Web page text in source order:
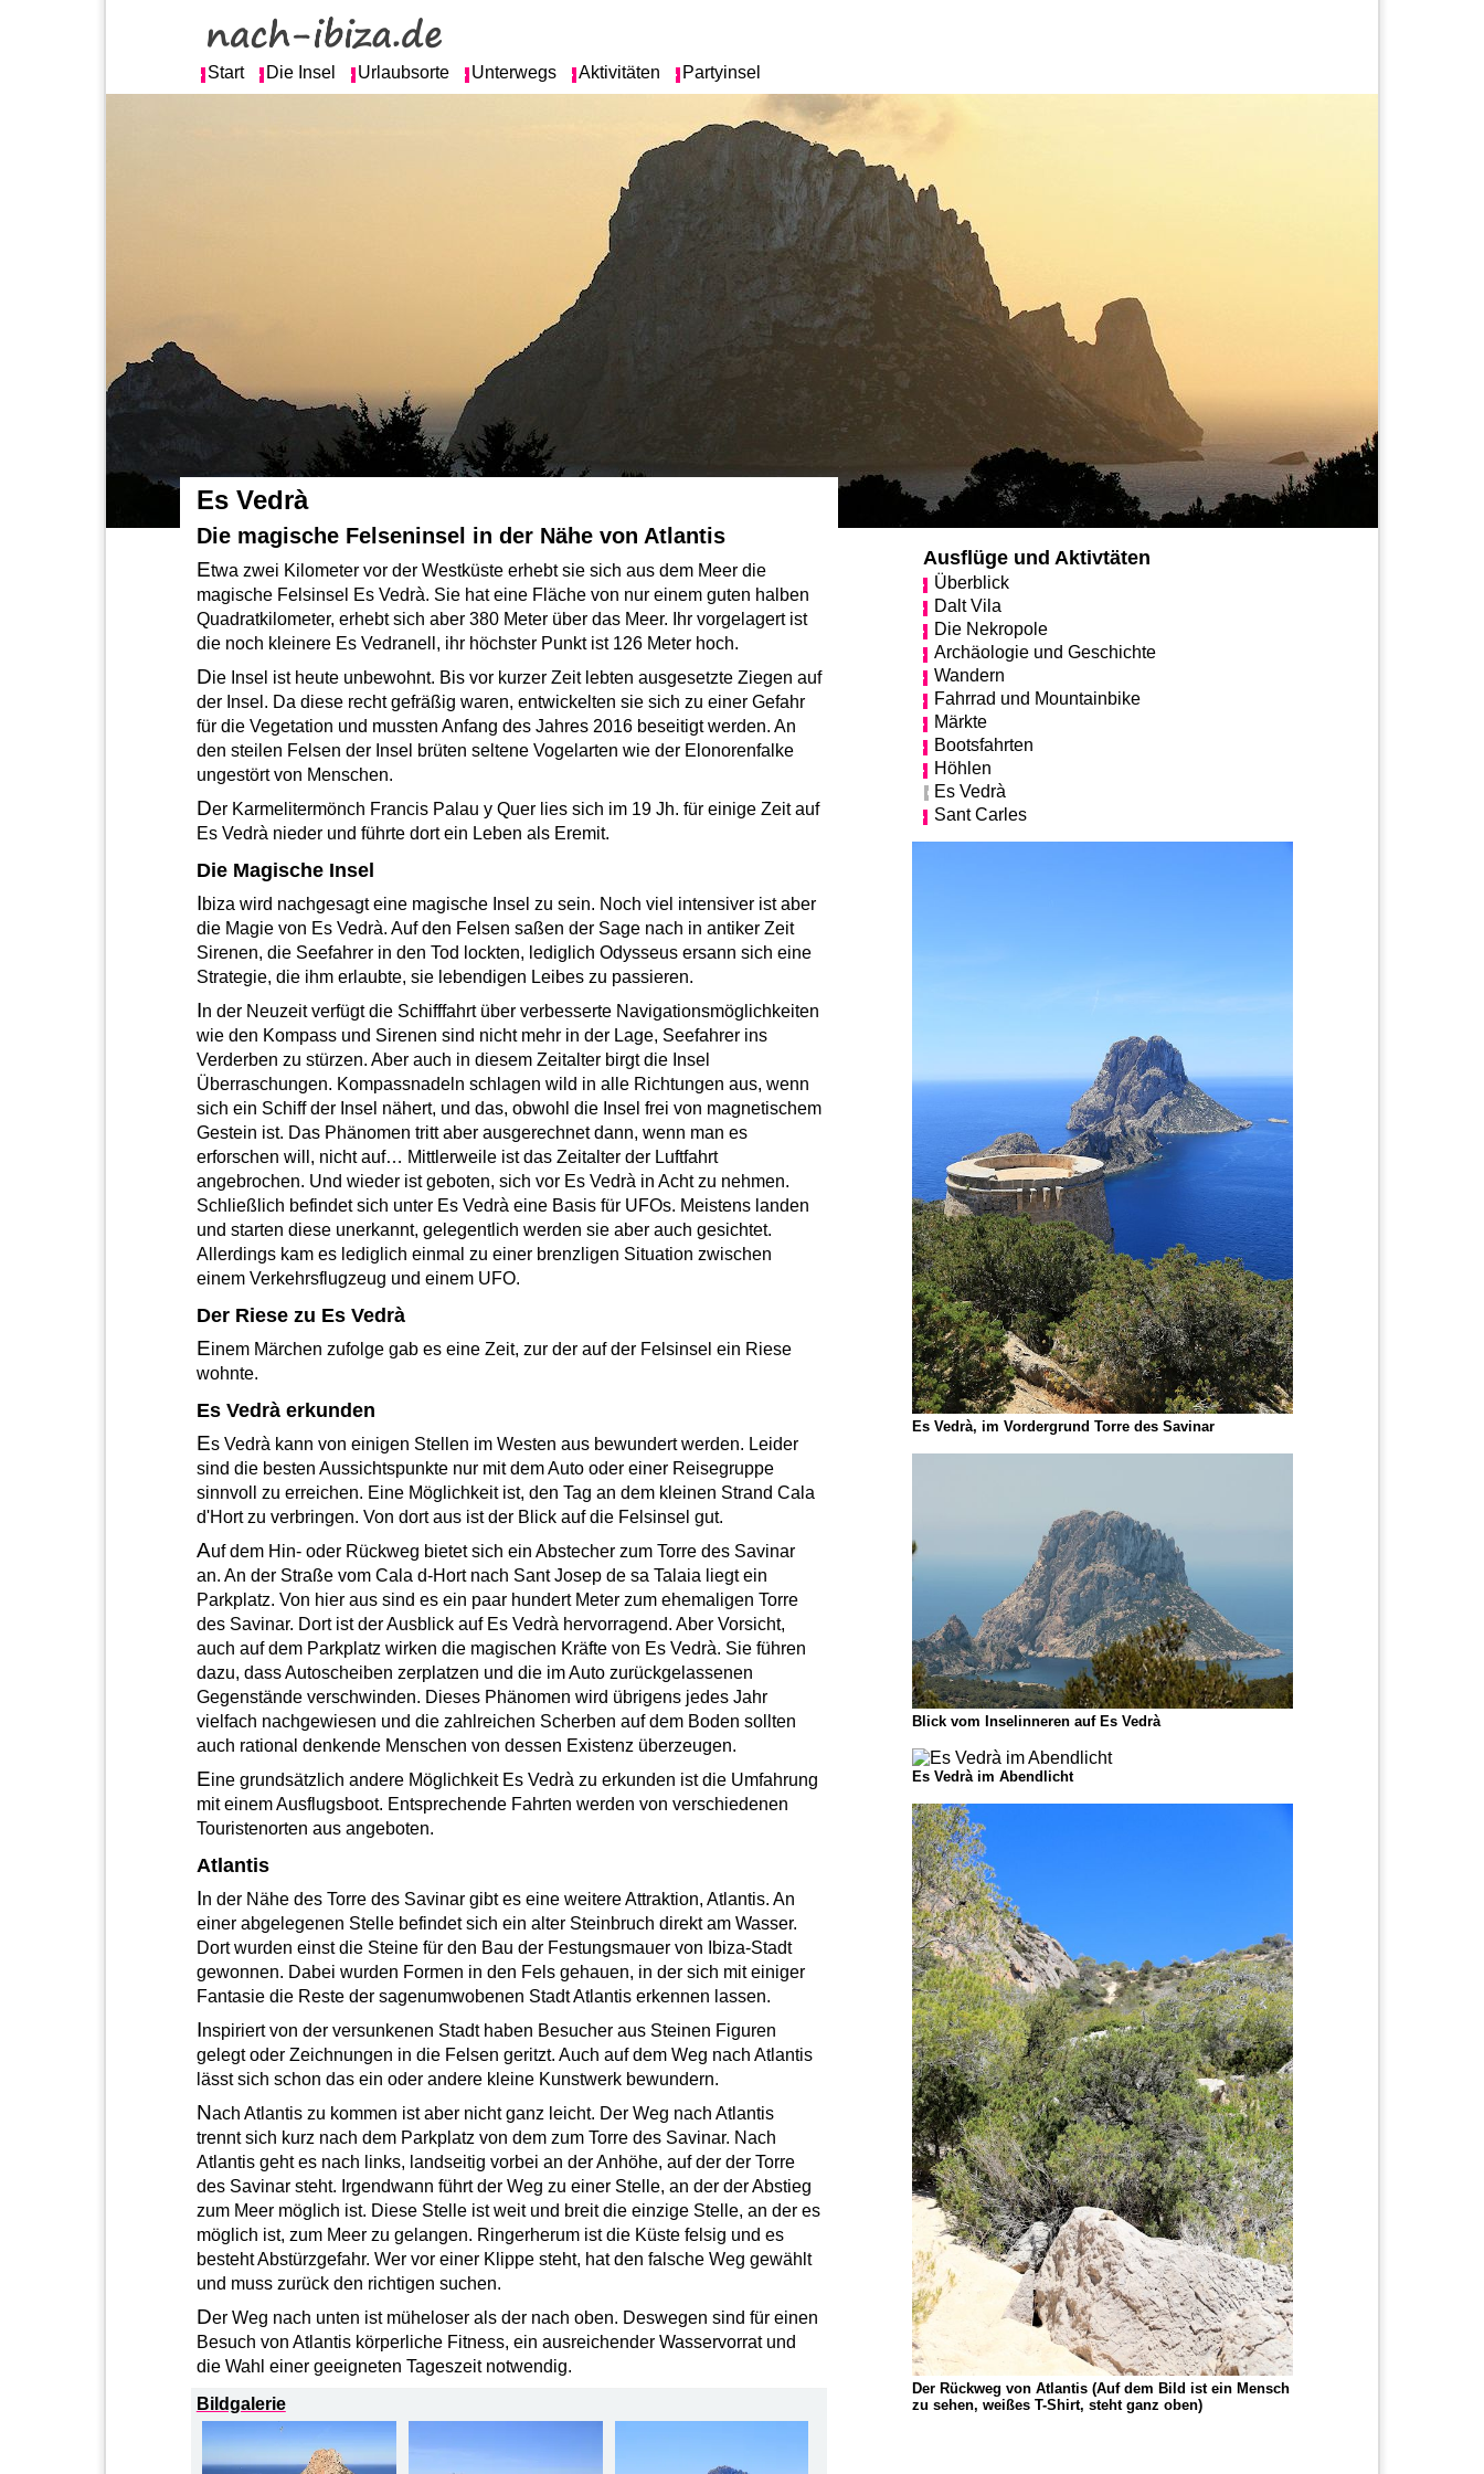
Start Die Insel Urlaubsorte Unterwegs Aktivitäten Partyinsel
Es Vedrà
Die magische Felseninsel in der Nähe von Atlantis
Etwa zwei Kilometer vor der Westküste erhebt sie sich aus dem Meer die
magische Felsinsel Es Vedrà. Sie hat eine Fläche von nur einem guten halben
Quadratkilometer, erhebt sich aber 380 Meter über das Meer. Ihr vorgelagert ist
die noch kleinere Es Vedranell, ihr höchster Punkt ist 126 Meter hoch.
Die Insel ist heute unbewohnt. Bis vor kurzer Zeit lebten ausgesetzte Ziegen auf
der Insel. Da diese recht gefräßig waren, entwickelten sie sich zu einer Gefahr
für die Vegetation und mussten Anfang des Jahres 2016 beseitigt werden. An
den steilen Felsen der Insel brüten seltene Vogelarten wie der Elonorenfalke
ungestört von Menschen.
Der Karmelitermönch Francis Palau y Quer lies sich im 19 Jh. für einige Zeit auf
Es Vedrà nieder und führte dort ein Leben als Eremit.
Die Magische Insel
Ibiza wird nachgesagt eine magische Insel zu sein. Noch viel intensiver ist aber
die Magie von Es Vedrà. Auf den Felsen saßen der Sage nach in antiker Zeit
Sirenen, die Seefahrer in den Tod lockten, lediglich Odysseus ersann sich eine
Strategie, die ihm erlaubte, sie lebendigen Leibes zu passieren.
In der Neuzeit verfügt die Schifffahrt über verbesserte Navigationsmöglichkeiten
wie den Kompass und Sirenen sind nicht mehr in der Lage, Seefahrer ins
Verderben zu stürzen. Aber auch in diesem Zeitalter birgt die Insel
Überraschungen. Kompassnadeln schlagen wild in alle Richtungen aus, wenn
sich ein Schiff der Insel nähert, und das, obwohl die Insel frei von magnetischem
Gestein ist. Das Phänomen tritt aber ausgerechnet dann, wenn man es
erforschen will, nicht auf… Mittlerweile ist das Zeitalter der Luftfahrt
angebrochen. Und wieder ist geboten, sich vor Es Vedrà in Acht zu nehmen.
Schließlich befindet sich unter Es Vedrà eine Basis für UFOs. Meistens landen
und starten diese unerkannt, gelegentlich werden sie aber auch gesichtet.
Allerdings kam es lediglich einmal zu einer brenzligen Situation zwischen
einem Verkehrsflugzeug und einem UFO.
Der Riese zu Es Vedrà
Einem Märchen zufolge gab es eine Zeit, zur der auf der Felsinsel ein Riese
wohnte.
Es Vedrà erkunden
Es Vedrà kann von einigen Stellen im Westen aus bewundert werden. Leider
sind die besten Aussichtspunkte nur mit dem Auto oder einer Reisegruppe
sinnvoll zu erreichen. Eine Möglichkeit ist, den Tag an dem kleinen Strand Cala
d'Hort zu verbringen. Von dort aus ist der Blick auf die Felsinsel gut.
Auf dem Hin- oder Rückweg bietet sich ein Abstecher zum Torre des Savinar
an. An der Straße vom Cala d-Hort nach Sant Josep de sa Talaia liegt ein
Parkplatz. Von hier aus sind es ein paar hundert Meter zum ehemaligen Torre
des Savinar. Dort ist der Ausblick auf Es Vedrà hervorragend. Aber Vorsicht,
auch auf dem Parkplatz wirken die magischen Kräfte von Es Vedrà. Sie führen
dazu, dass Autoscheiben zerplatzen und die im Auto zurückgelassenen
Gegenstände verschwinden. Dieses Phänomen wird übrigens jedes Jahr
vielfach nachgewiesen und die zahlreichen Scherben auf dem Boden sollten
auch rational denkende Menschen von dessen Existenz überzeugen.
Eine grundsätzlich andere Möglichkeit Es Vedrà zu erkunden ist die Umfahrung
mit einem Ausflugsboot. Entsprechende Fahrten werden von verschiedenen
Touristenorten aus angeboten.
Atlantis
In der Nähe des Torre des Savinar gibt es eine weitere Attraktion, Atlantis. An
einer abgelegenen Stelle befindet sich ein alter Steinbruch direkt am Wasser.
Dort wurden einst die Steine für den Bau der Festungsmauer von Ibiza-Stadt
gewonnen. Dabei wurden Formen in den Fels gehauen, in der sich mit einiger
Fantasie die Reste der sagenumwobenen Stadt Atlantis erkennen lassen.
Inspiriert von der versunkenen Stadt haben Besucher aus Steinen Figuren
gelegt oder Zeichnungen in die Felsen geritzt. Auch auf dem Weg nach Atlantis
lässt sich schon das ein oder andere kleine Kunstwerk bewundern.
Nach Atlantis zu kommen ist aber nicht ganz leicht. Der Weg nach Atlantis
trennt sich kurz nach dem Parkplatz von dem zum Torre des Savinar. Nach
Atlantis geht es nach links, landseitig vorbei an der Anhöhe, auf der der Torre
des Savinar steht. Irgendwann führt der Weg zu einer Stelle, an der der Abstieg
zum Meer möglich ist. Diese Stelle ist weit und breit die einzige Stelle, an der es
möglich ist, zum Meer zu gelangen. Ringerherum ist die Küste felsig und es
besteht Abstürzgefahr. Wer vor einer Klippe steht, hat den falsche Weg gewählt
und muss zurück den richtigen suchen.
Der Weg nach unten ist müheloser als der nach oben. Deswegen sind für einen
Besuch von Atlantis körperliche Fitness, ein ausreichender Wasservorrat und
die Wahl einer geeigneten Tageszeit notwendig.
Bildgalerie
Ausflüge und Aktivtäten
Überblick
Dalt Vila
Die Nekropole
Archäologie und Geschichte
Wandern
Fahrrad und Mountainbike
Märkte
Bootsfahrten
Höhlen
Es Vedrà
Sant Carles
Es Vedrà, im Vordergrund Torre des Savinar
Blick vom Inselinneren auf Es Vedrà
Es Vedrà im Abendlicht
Der Rückweg von Atlantis (Auf dem Bild ist ein Mensch
zu sehen, weißes T-Shirt, steht ganz oben)